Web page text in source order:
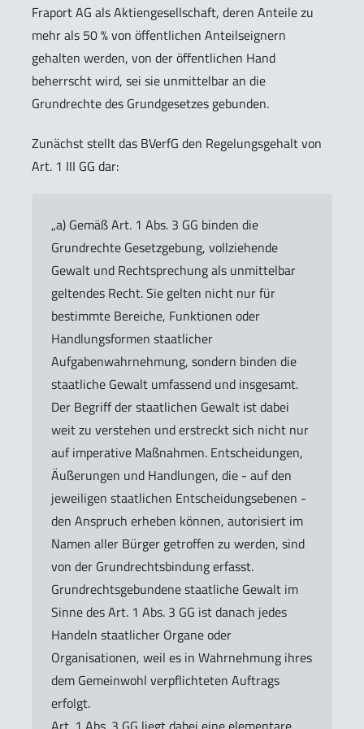
Fraport AG als Aktiengesellschaft, deren Anteile zu
mehr als 50 % von öffentlichen Anteilseignern
gehalten werden, von der öffentlichen Hand
beherrscht wird, sei sie unmittelbar an die
Grundrechte des Grundgesetzes gebunden.
Zunächst stellt das BVerfG den Regelungsgehalt von
Art. 1 III GG dar:
„a) Gemäß Art. 1 Abs. 3 GG binden die
Grundrechte Gesetzgebung, vollziehende
Gewalt und Rechtsprechung als unmittelbar
geltendes Recht. Sie gelten nicht nur für
bestimmte Bereiche, Funktionen oder
Handlungsformen staatlicher
Aufgabenwahrnehmung, sondern binden die
staatliche Gewalt umfassend und insgesamt.
Der Begriff der staatlichen Gewalt ist dabei
weit zu verstehen und erstreckt sich nicht nur
auf imperative Maßnahmen. Entscheidungen,
Äußerungen und Handlungen, die - auf den
jeweiligen staatlichen Entscheidungsebenen -
den Anspruch erheben können, autorisiert im
Namen aller Bürger getroffen zu werden, sind
von der Grundrechtsbindung erfasst.
Grundrechtsgebundene staatliche Gewalt im
Sinne des Art. 1 Abs. 3 GG ist danach jedes
Handeln staatlicher Organe oder
Organisationen, weil es in Wahrnehmung ihres
dem Gemeinwohl verpflichteten Auftrags
erfolgt.